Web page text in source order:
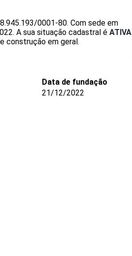
0001-80. Com sede em
A sua situação cadastral é ATIVA
construção em geral.
Data de fundação
21/12/2022